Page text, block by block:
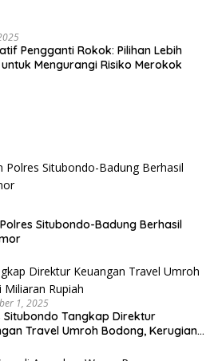
Pengganti Rokok: Pilihan Lebih
Mengurangi Risiko Merokok
Situbondo-Badung Berhasil
1, 2025
Situbondo Tangkap Direktur
Travel Umroh Bodong, Kerugian